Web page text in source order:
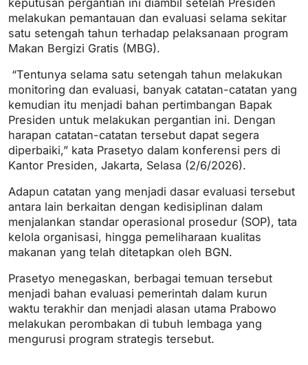
keputusan pergantian ini diambil setelah Presiden
melakukan pemantauan dan evaluasi selama sekitar
satu setengah tahun terhadap pelaksanaan program
Makan Bergizi Gratis (MBG).
“Tentunya selama satu setengah tahun melakukan
monitoring dan evaluasi, banyak catatan-catatan yang
kemudian itu menjadi bahan pertimbangan Bapak
Presiden untuk melakukan pergantian ini. Dengan
harapan catatan-catatan tersebut dapat segera
diperbaiki,” kata Prasetyo dalam konferensi pers di
Kantor Presiden, Jakarta, Selasa (2/6/2026).
Adapun catatan yang menjadi dasar evaluasi tersebut
antara lain berkaitan dengan kedisiplinan dalam
menjalankan standar operasional prosedur (SOP), tata
kelola organisasi, hingga pemeliharaan kualitas
makanan yang telah ditetapkan oleh BGN.
Prasetyo menegaskan, berbagai temuan tersebut
menjadi bahan evaluasi pemerintah dalam kurun
waktu terakhir dan menjadi alasan utama Prabowo
melakukan perombakan di tubuh lembaga yang
mengurusi program strategis tersebut.